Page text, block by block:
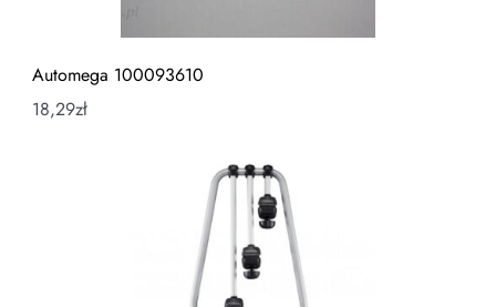
Automega 100093610
18,29zł